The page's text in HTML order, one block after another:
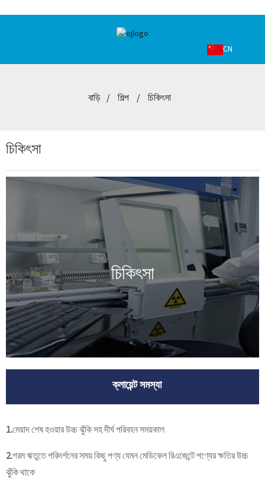
CN
বাড়ি শিল্প চিকিৎসা
চিকিৎসা
চিকিৎসা
ক্লায়েন্ট সমস্যা
1.মেয়াদ শেষ হওয়ার উচ্চ ঝুঁকি সহ দীর্ঘ পরিবহন সময়কাল
2.গরম ঋতুতে পরিদর্শনের সময় কিছু পণ্য যেমন মেডিকেল রিএজেন্টে পণ্যের ক্ষতির উচ্চ
ঝুঁকি থাকে